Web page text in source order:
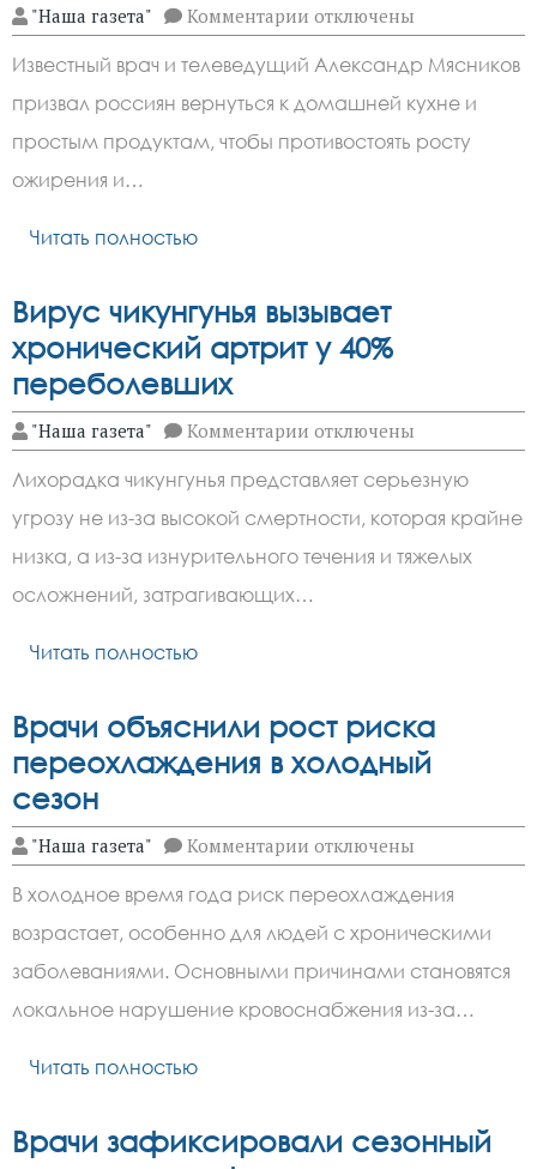
"Наша газета" Комментарии к
записи
Александр
Мясников
призвал
россиян
вернуться
к
отключены
Известный врач и телеведущий Александр Мясников
призвал россиян вернуться к домашней кухне и
простым продуктам, чтобы противостоять росту
ожирения и…
Читать полностью
Вирус чикунгунья вызывает
хронический артрит у 40%
переболевших
"Наша газета" Комментарии к
записи
чикунгунья
вызывает
хронический
артрит
у
отключены
Лихорадка чикунгунья представляет серьезную
угрозу не из-за высокой смертности, которая крайне
низка, а из-за изнурительного течения и тяжелых
осложнений, затрагивающих…
Читать полностью
Врачи объяснили рост риска
переохлаждения в холодный
сезон
"Наша газета" Комментарии к
записи
объяснили
рост
риска
переохлаждения
в
холодный
отключены
В холодное время года риск переохлаждения
возрастает, особенно для людей с хроническими
заболеваниями. Основными причинами становятся
локальное нарушение кровоснабжения из-за…
Читать полностью
Врачи зафиксировали сезонный